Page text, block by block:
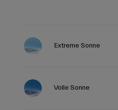
Extreme Sonne
Volle Sonne